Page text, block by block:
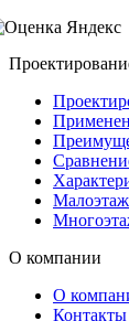
О компании
О
Контакты